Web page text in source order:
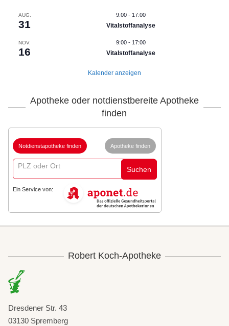
AUG.
31
9:00 - 17:00
Vitalstoffanalyse
NOV.
16
9:00 - 17:00
Vitalstoffanalyse
Kalender anzeigen
Apotheke oder notdienstbereite Apotheke
finden
Notdienstapotheke finden
Suchen
Apotheke finden
Ein Service von:
Robert Koch-Apotheke
Dresdener Str. 43
03130 Spremberg